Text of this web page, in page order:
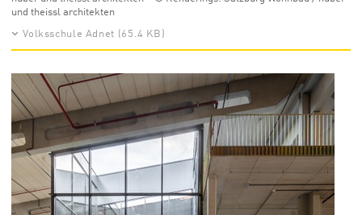
und theissl architekten
Volksschule Adnet (65.4 KB)